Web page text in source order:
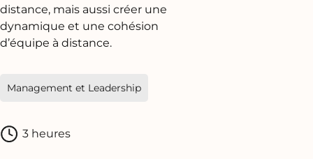
distance, mais aussi créer une
dynamique et une cohésion
d’équipe à distance.
Management et Leadership
3 heures